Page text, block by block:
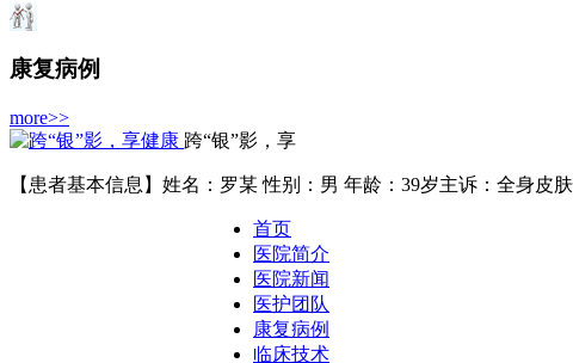
康复病例
more>>
跨“银”影，享
【患者基本信息】姓名：罗某 性别：男 年龄：39岁主诉：全身皮
首页
医院简介
医院新闻
医护团队
康复病例
临床技术